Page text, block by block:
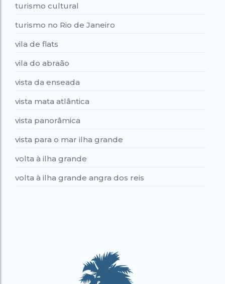
turismo cultural
turismo no Rio de Janeiro
vila de flats
vila do abraão
vista da enseada
vista mata atlântica
vista panorâmica
vista para o mar ilha grande
volta à ilha grande
volta à ilha grande angra dos reis